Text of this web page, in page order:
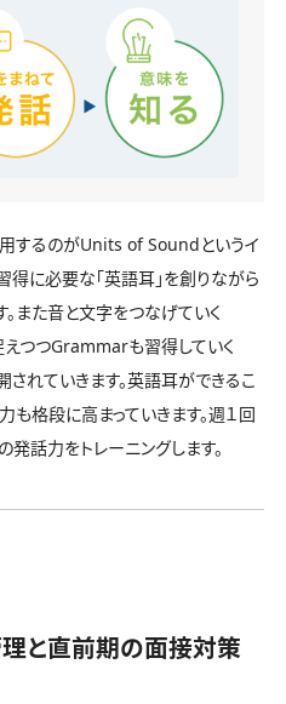
するのがUnits of Soundというイ
得に必要な「英語耳」を創りながら
また音と文字をつなげていく
つつGrammarも習得していく
れていきます。英語耳ができるこ
も格段に高まっていきます。週１回
話力をトレーニングします。
と直前期の面接対策